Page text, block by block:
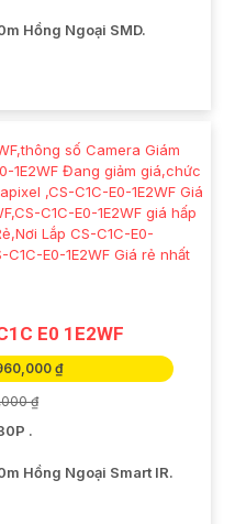
Hồng Ngoại SMD.
E0 1E2WF
₫
₫
.
Hồng Ngoại Smart IR.